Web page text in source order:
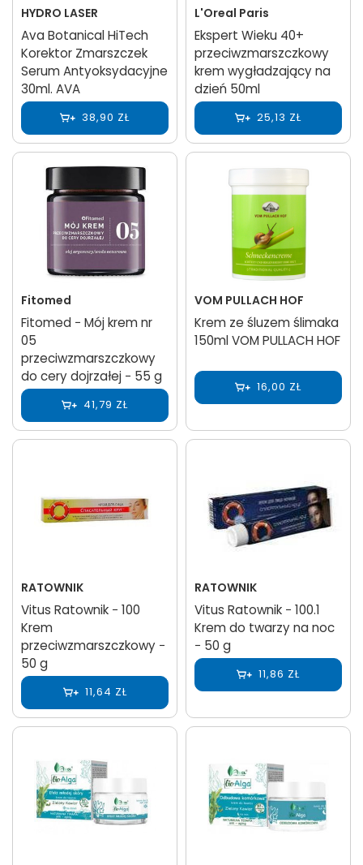
HYDRO LASER
Ava Botanical HiTech
Korektor Zmarszczek
Serum Antyoksydacyjne
30ml. AVA
38,90 ZŁ
L'Oreal Paris
Ekspert Wieku 40+
przeciwzmarszczkowy
krem wygładzający na
dzień 50ml
25,13 ZŁ
Fitomed
Fitomed − Mój krem nr
05
przeciwzmarszczkowy
do cery dojrzałej − 55 g
41,79 ZŁ
VOM PULLACH HOF
Krem ze śluzem ślimaka
150ml VOM PULLACH HOF
16,00 ZŁ
RATOWNIK
Vitus Ratownik − 100
Krem
przeciwzmarszczkowy −
50 g
11,64 ZŁ
RATOWNIK
Vitus Ratownik − 100.1
Krem do twarzy na noc
− 50 g
11,86 ZŁ